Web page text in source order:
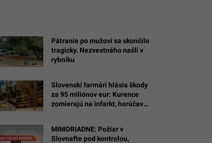
Pátranie po mužovi sa skončilo
tragicky. Nezvestného našli v
rybníku
Slovenskí farmári hlásia škody
za 95 miliónov eur: Kurence
zomierajú na infarkt, horúčavy
MIMORIADNE: Požiar v
Slovnafte pod kontrolou,